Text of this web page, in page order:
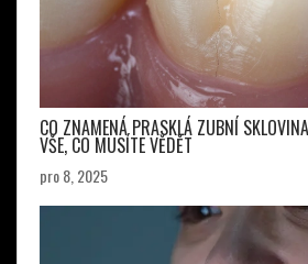
CO ZNAMENÁ PRASKLÁ ZUBNÍ
VŠE, CO MUSÍTE VĚDĚT
pro 8, 2025